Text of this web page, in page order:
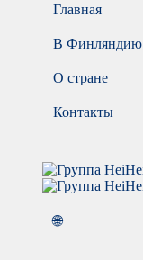
Главная
В Финляндию
О стране
Контакты
🌐